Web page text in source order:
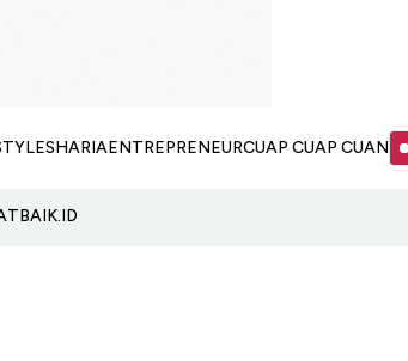
SHARIAENTREPRENEURCUAP CUAP CUAN